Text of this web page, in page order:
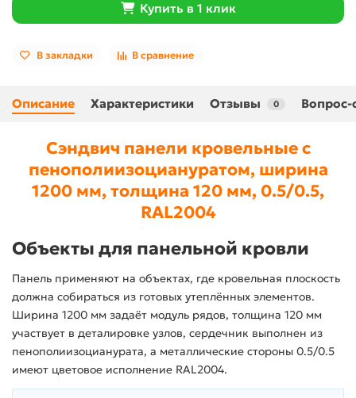
Купить в 1 клик
В закладки В сравнение
Описание Характеристики Отзывы 0 Вопрос-
Сэндвич панели кровельные с
пенополиизоциануратом, ширина
1200 мм, толщина 120 мм, 0.5/0.5,
RAL2004
Объекты для панельной кровли
Панель применяют на объектах, где кровельная плоскость
должна собираться из готовых утеплённых элементов.
Ширина 1200 мм задаёт модуль рядов, толщина 120 мм
участвует в деталировке узлов, сердечник выполнен из
пенополиизоцианурата, а металлические стороны 0.5/0.5
имеют цветовое исполнение RAL2004.